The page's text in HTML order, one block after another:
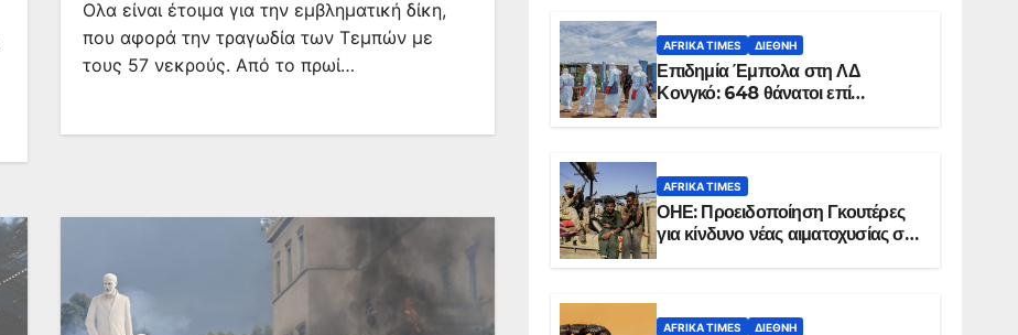
Ολα είναι έτοιμα για την εμβληματική δίκη,
που αφορά την τραγωδία των Τεμπών με
τους 57 νεκρούς. Από το πρωί…
AFRIKA TIMES ΔΙΕΘΝΉ
Επιδημία Έμπολα στη ΛΔ
Κονγκό: 648 θάνατοι επί
AFRIKA TIMES
ΟΗΕ: Προειδοποίηση Γκουτέρες
για κίνδυνο νέας αιματοχυσίας στο
AFRIKA TIMES ΔΙΕΘΝΉ